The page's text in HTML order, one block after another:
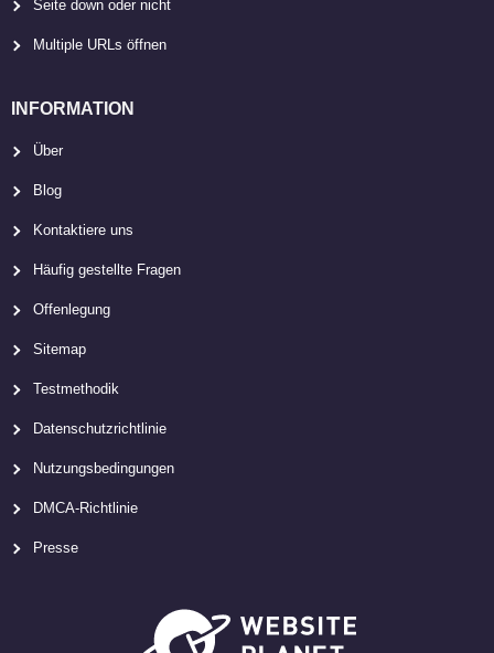
Seite down oder nicht
Multiple URLs öffnen
INFORMATION
Über
Blog
Kontaktiere uns
Häufig gestellte Fragen
Offenlegung
Sitemap
Testmethodik
Datenschutzrichtlinie
Nutzungsbedingungen
DMCA-Richtlinie
Presse